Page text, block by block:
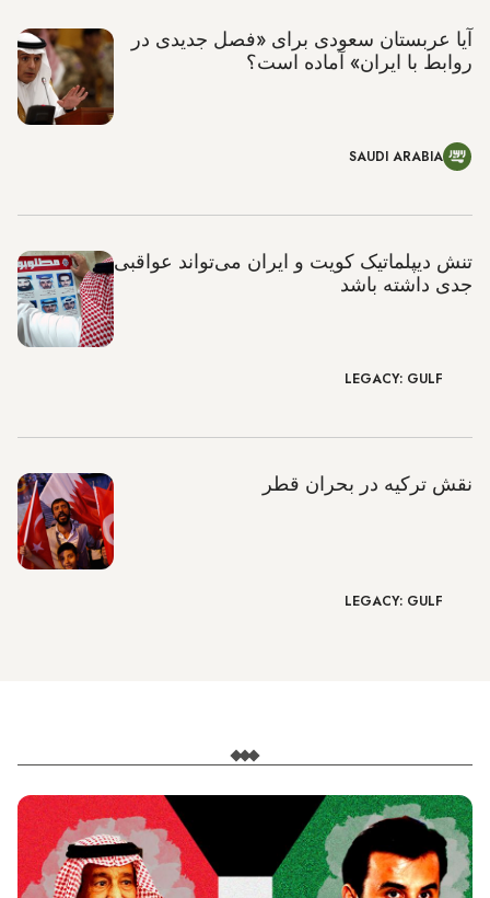
آیا عربستان سعودی برای «فصل جدیدی در
روابط با ایران» آماده است؟
SAUDI ARABIA
تنش دیپلماتیک کویت و ایران می‌تواند عواقبی
جدی داشته باشد
LEGACY: GULF
نقش ترکیه در بحران قطر
LEGACY: GULF